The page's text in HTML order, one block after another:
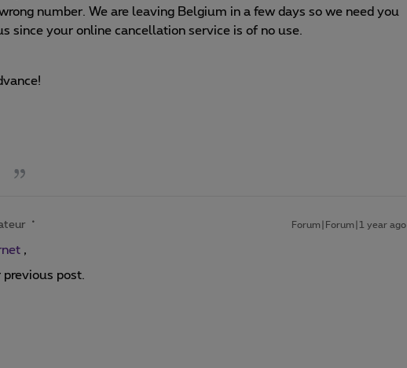
number. We are leaving Belgium in a few days so we need you
since your online cancellation service is of no use.
Forum|Forum|1 year ago
,
previous post.